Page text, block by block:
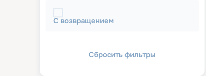
С возвращением
Сбросить фильтры